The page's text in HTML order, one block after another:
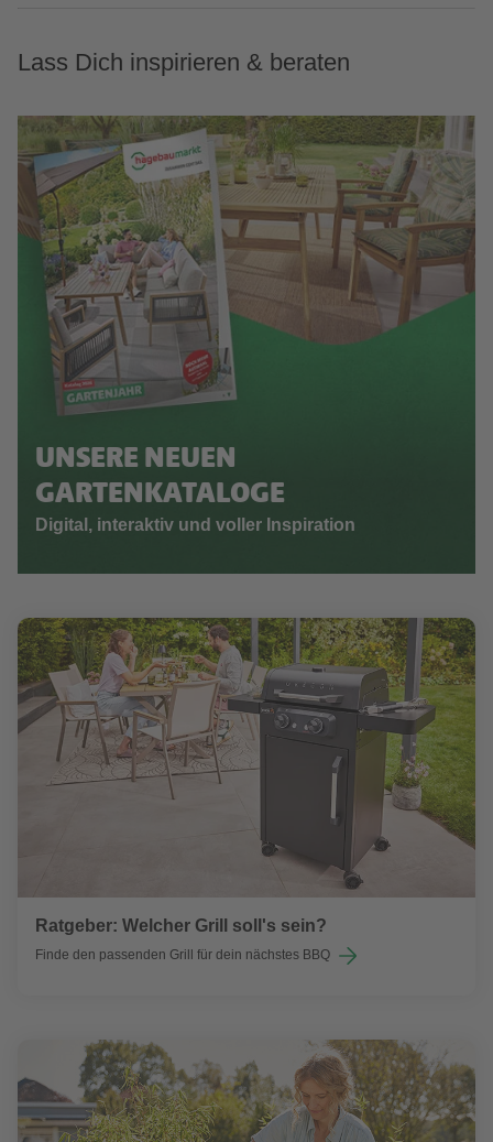
Lass Dich inspirieren & beraten
UNSERE NEUEN
GARTENKATALOGE
Digital, interaktiv und voller Inspiration
Ratgeber: Welcher Grill soll's sein?
Finde den passenden Grill für dein nächstes BBQ